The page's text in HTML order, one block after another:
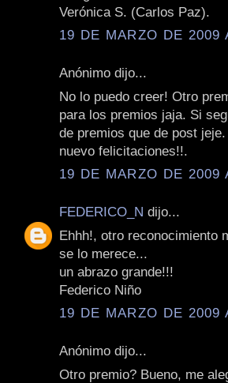
Verónica S. (Carlos Paz).
19 DE MARZO DE 2009
Anónimo dijo...
No lo puedo creer! Otro
para los premios jaja. Si
de premios que de post
nuevo felicitaciones!!.
19 DE MARZO DE 2009
FEDERICO_N dijo...
Ehhh!, otro reconocimiento
se lo merece...
un abrazo grande!!!
Federico Niño
19 DE MARZO DE 2009
Anónimo dijo...
Otro premio? Bueno, me